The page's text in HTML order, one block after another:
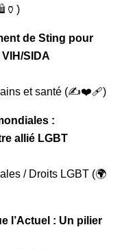
de Sting pour
SIDA
et santé (✍️❤️‍🩹)
:
allié LGBT
/ Droits LGBT (🌍
l’Actuel : Un pilier